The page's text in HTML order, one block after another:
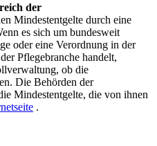
der
Mindestentgelte durch eine
es sich um bundesweit
oder eine Verordnung in der
Pflegebranche handelt,
ob die
Die Behörden der
Mindestentgelte, die von ihnen
.